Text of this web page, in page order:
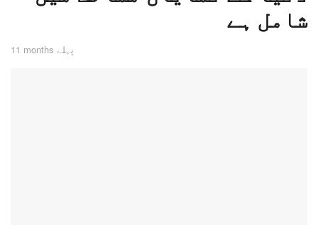
شامل ہے
11 months پہلے